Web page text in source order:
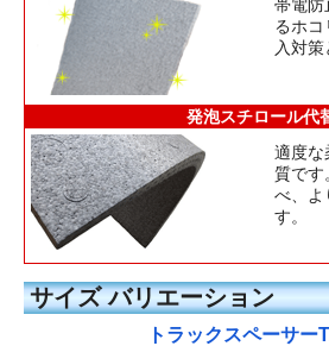
帯電防
るホコ
入対策
発泡スチロール代
適度な
質です
べ、よ
す。
サイズ バリエーション
トラックスペーサー